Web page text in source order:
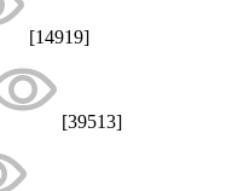
[14919]
[39513]